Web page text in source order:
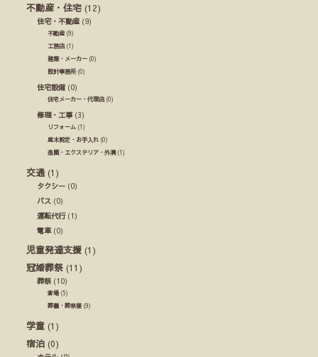
不動産・住宅 (12)
住宅・不動産 (9)
不動産 (9)
工務店 (1)
建築・メーカー (0)
設計事務所(0)
住宅設備(0)
住宅メーカー・代理店 (0)
修理・工事(3)
リフォーム (1)
庭木剪定・お手入れ (0)
造園・エクステリア・外溝(1)
交通 (1)
タクシー (0)
バス (0)
運転代行(1)
電車(0)
児童発達支援 (1)
冠婚葬祭 (11)
葬祭(10)
斎場(5)
葬儀・葬祭業 (9)
学童 (1)
宿泊 (0)